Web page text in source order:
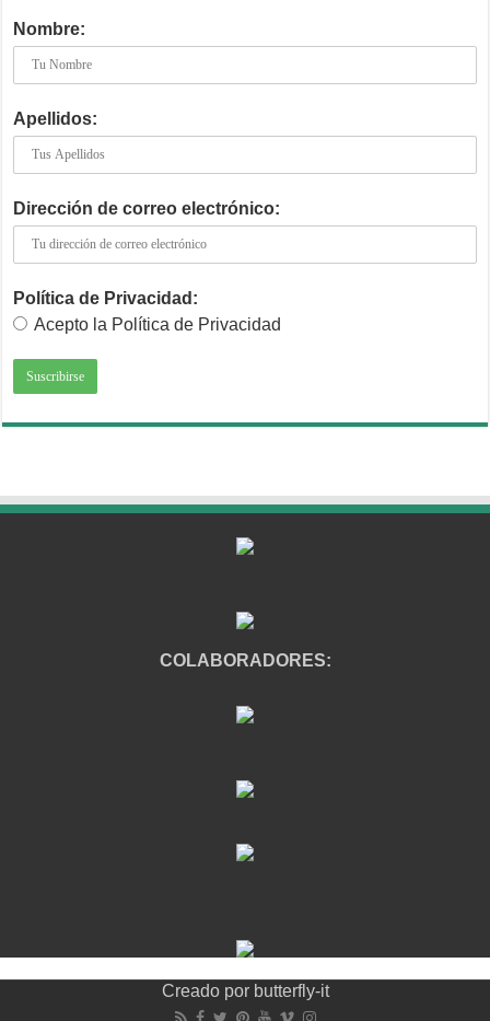
Nombre:
Apellidos:
Dirección de correo electrónico:
Política de Privacidad:
Acepto la Política de Privacidad
COLABORADORES:
Creado por butterfly-it